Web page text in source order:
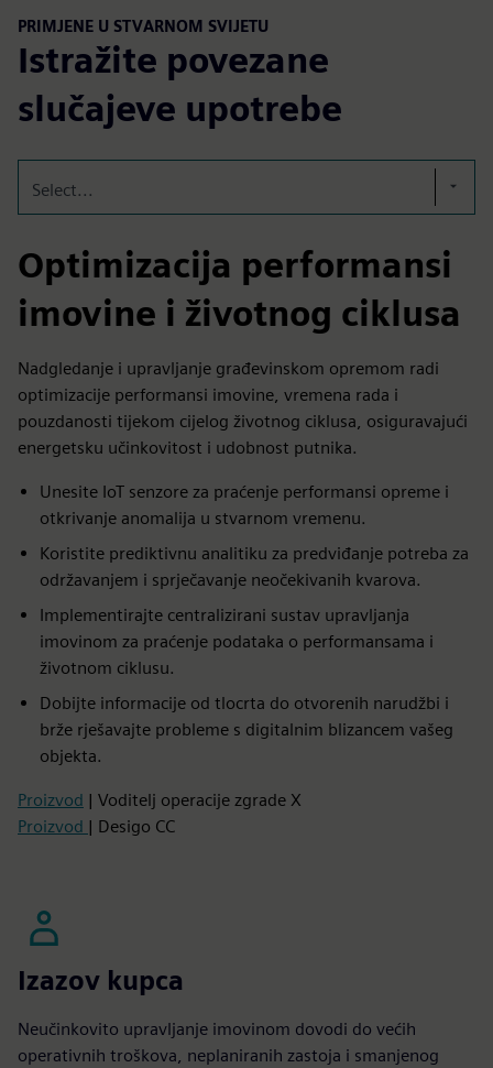
PRIMJENE U STVARNOM SVIJETU
Istražite povezane
slučajeve upotrebe
Select...
Optimizacija performansi
imovine i životnog ciklusa
Nadgledanje i upravljanje građevinskom opremom radi
optimizacije performansi imovine, vremena rada i
pouzdanosti tijekom cijelog životnog ciklusa, osiguravajući
energetsku učinkovitost i udobnost putnika.
Unesite IoT senzore za praćenje performansi opreme i
otkrivanje anomalija u stvarnom vremenu.
Koristite prediktivnu analitiku za predviđanje potreba za
održavanjem i sprječavanje neočekivanih kvarova.
Implementirajte centralizirani sustav upravljanja
imovinom za praćenje podataka o performansama i
životnom ciklusu.
Dobijte informacije od tlocrta do otvorenih narudžbi i
brže rješavajte probleme s digitalnim blizancem vašeg
objekta.
Proizvod | Voditelj operacije zgrade X
Proizvod | Desigo CC
Izazov kupca
Neučinkovito upravljanje imovinom dovodi do većih
operativnih troškova, neplaniranih zastoja i smanjenog